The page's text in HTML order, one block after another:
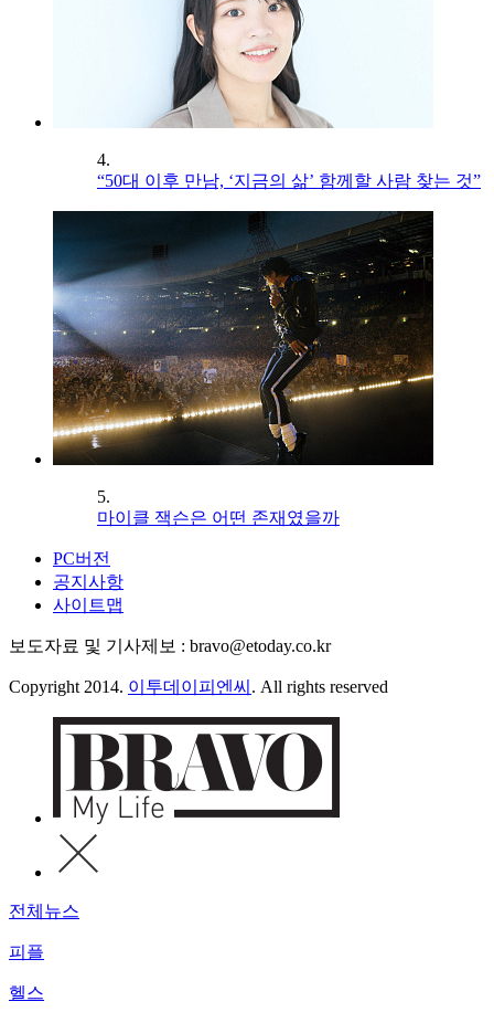
4.
“50대 이후 만남, ‘지금의 삶’ 함께할 사람 찾는 것”
5.
마이클 잭슨은 어떤 존재였을까
PC버전
공지사항
사이트맵
보도자료 및 기사제보 : bravo@etoday.co.kr
Copyright 2014. 이투데이피엔씨 . All rights reserved
전체뉴스
피플
헬스